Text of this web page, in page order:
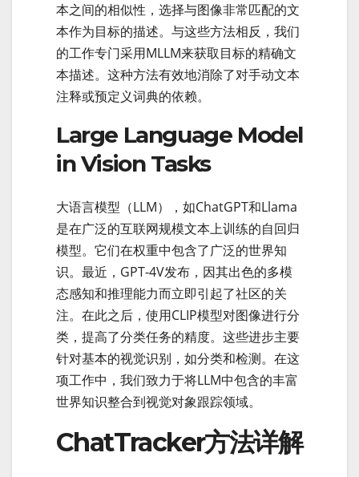
本之间的相似性，选择与图像非常匹配的文
本作为目标的描述。与这些方法相反，我们
的工作专门采用MLLM来获取目标的精确文
本描述。这种方法有效地消除了对手动文本
注释或预定义词典的依赖。
Large Language Model
in Vision Tasks
大语言模型（LLM），如ChatGPT和Llama
是在广泛的互联网规模文本上训练的自回归
模型。它们在权重中包含了广泛的世界知
识。最近，GPT-4V发布，因其出色的多模
态感知和推理能力而立即引起了社区的关
注。在此之后，使用CLIP模型对图像进行分
类，提高了分类任务的精度。这些进步主要
针对基本的视觉识别，如分类和检测。在这
项工作中，我们致力于将LLM中包含的丰富
世界知识整合到视觉对象跟踪领域。
ChatTracker方法详解